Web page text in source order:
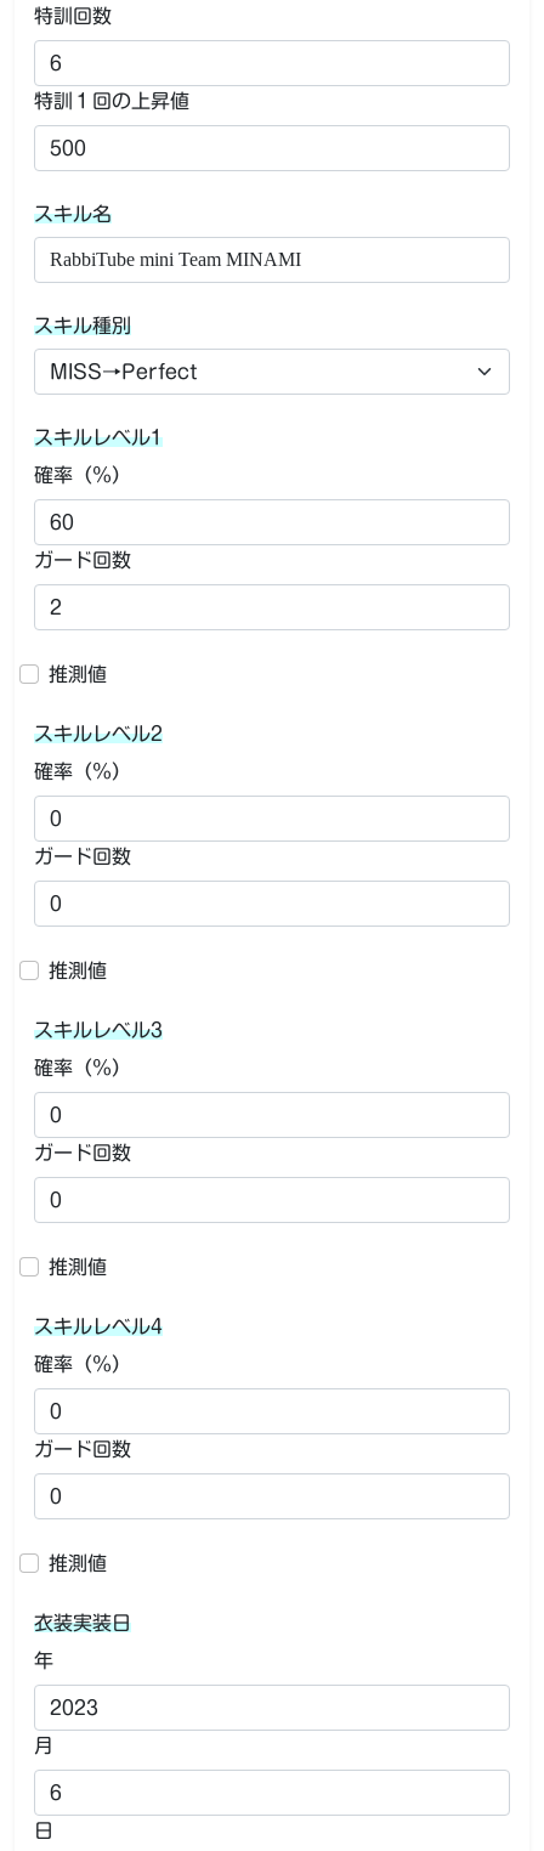
特訓回数
特訓１回の上昇値
スキル名
スキル種別
スキルレベル1
確率（％）
ガード回数
推測値
スキルレベル2
確率（％）
ガード回数
推測値
スキルレベル3
確率（％）
ガード回数
推測値
スキルレベル4
確率（％）
ガード回数
推測値
衣装実装日
年
月
日